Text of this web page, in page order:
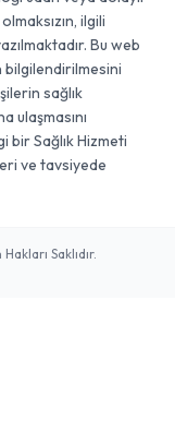
ilgili
Bu web
bilgilendirilmesini
sağlık
ulaşmasını
bir Sağlık Hizmeti
ve tavsiyede
Saklıdır.